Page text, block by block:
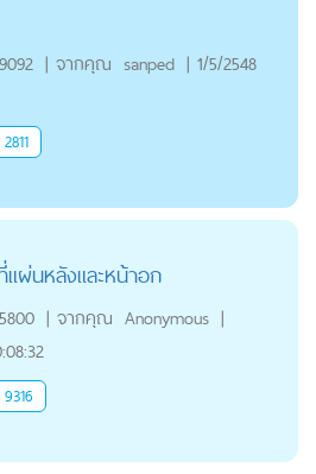
| จากคุณ sanped | 1/5/2548
2811
แผ่นหลังและหน้าอก
| จากคุณ Anonymous |
9316